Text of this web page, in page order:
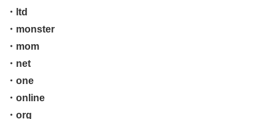
・ltd
・monster
・mom
・net
・one
・online
・org